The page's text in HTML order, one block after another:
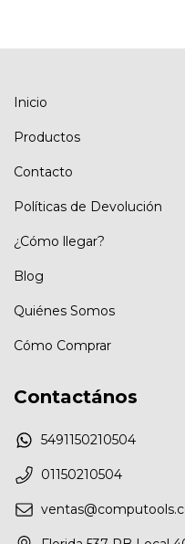
Inicio
Productos
Contacto
Políticas de Devolución
¿Cómo llegar?
Blog
Quiénes Somos
Cómo Comprar
Contactános
5491150210504
01150210504